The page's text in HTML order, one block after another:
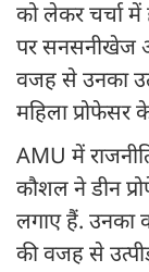
को लेकर चर्चा
पर सनसनीखेज
वजह से उनका
महिला
AMU में
कौशल ने डीन
लगाए हैं. उनका
की वजह से